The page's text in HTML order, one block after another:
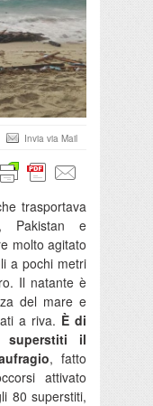
Invia via Mail
trasportava
Pakistan e
molto agitato
a pochi metri
Il natante è
del mare e
a riva. È di
superstiti il
, fatto
attivato
80 superstiti,